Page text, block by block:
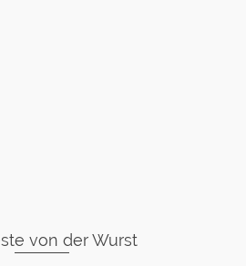
von der Wurst